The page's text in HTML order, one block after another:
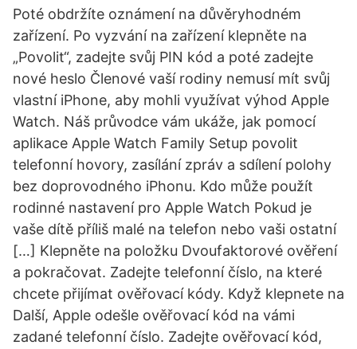
Poté obdržíte oznámení na důvěryhodném
zařízení. Po vyzvání na zařízení klepněte na
„Povolit“, zadejte svůj PIN kód a poté zadejte
nové heslo Členové vaší rodiny nemusí mít svůj
vlastní iPhone, aby mohli využívat výhod Apple
Watch. Náš průvodce vám ukáže, jak pomocí
aplikace Apple Watch Family Setup povolit
telefonní hovory, zasílání zpráv a sdílení polohy
bez doprovodného iPhonu. Kdo může použít
rodinné nastavení pro Apple Watch Pokud je
vaše dítě příliš malé na telefon nebo vaši ostatní
[…] Klepněte na položku Dvoufaktorové ověření
a pokračovat. Zadejte telefonní číslo, na které
chcete přijímat ověřovací kódy. Když klepnete na
Další, Apple odešle ověřovací kód na vámi
zadané telefonní číslo. Zadejte ověřovací kód,